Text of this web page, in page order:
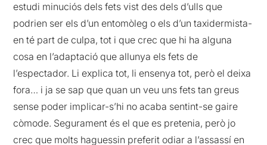
estudi minuciós dels fets vist des dels d’ulls que
podrien ser els d’un entomòleg o els d’un taxidermista-
en té part de culpa, tot i que crec que hi ha alguna
cosa en l’adaptació que allunya els fets de
l’espectador. Li explica tot, li ensenya tot, però el deixa
fora… i ja se sap que quan un veu uns fets tan greus
sense poder implicar-s’hi no acaba sentint-se gaire
còmode. Segurament és el que es pretenia, però jo
crec que molts haguessin preferit odiar a l’assassí en